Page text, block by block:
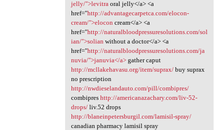
jelly/">levitra oral jelly</a> <a
href="http://advantagecarpetca.com/elocon-
cream/">elocon cream</a> <a
href="http://naturalbloodpressuresolutions.com/sol
ian/">solian without a doctor</a> <a
href="http://naturalbloodpressuresolutions.com/ja
nuvia/">januvia</a>gather caput
http://mcllakehavasu.org/item/suprax/buy suprax
no prescription
http://nwdieselandauto.com/pill/combipres/
combipres http://americanazachary.com/liv-52-
drops/liv.52 drops
http://blaneinpetersburgil.com/lamisil-spray/
canadian pharmacy lamisil spray